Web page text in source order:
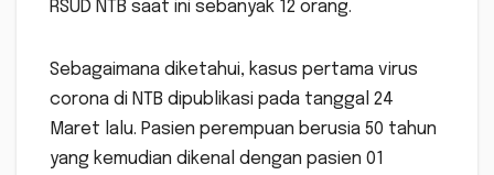
RSUD NTB saat ini sebanyak 12 orang.
Sebagaimana diketahui, kasus pertama virus
corona di NTB dipublikasi pada tanggal 24
Maret lalu. Pasien perempuan berusia 50 tahun
yang kemudian dikenal dengan pasien 01